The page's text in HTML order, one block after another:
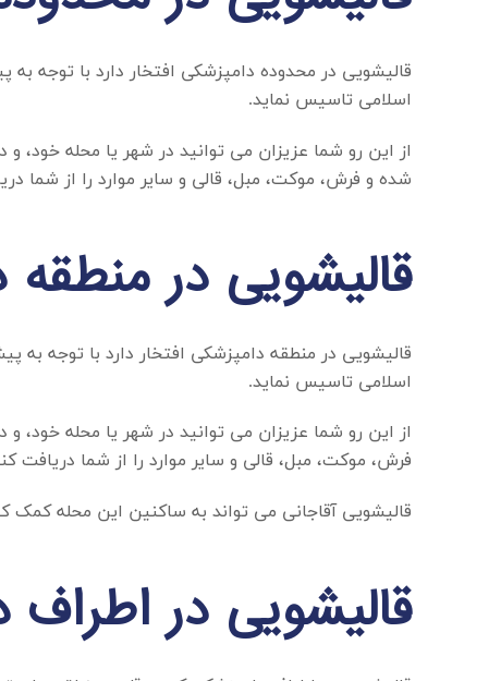
قالیشویی در محدوده دامپزشکی افتخار دارد با توجه
اسلامی تاسیس نماید.
از این رو شما عزیزان می توانید در شهر یا محله خود،
شده و فرش، موکت، مبل، قالی و سایر موارد را از شما
قالیشویی در
قالیشویی در منطقه دامپزشکی افتخار دارد با توجه
اسلامی تاسیس نماید.
از این رو شما عزیزان می توانید در شهر یا محله خود،
فرش، موکت، مبل، قالی و سایر موارد را از شما دریافت
قالیشویی آقاجانی می تواند به ساکنین این محله کمک
قالیشویی در